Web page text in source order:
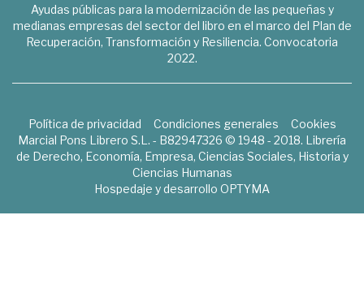
Ayudas públicas para la modernización de las pequeñas y
medianas empresas del sector del libro en el marco del Plan de
Recuperación, Transformación y Resiliencia. Convocatoria
2022.
Política de privacidad Condiciones generales
Cookies
Marcial Pons Librero S.L. - B82947326 © 1948 - 2018. Librería
de Derecho, Economía, Empresa, Ciencias Sociales, Historia y
Ciencias Humanas
Hospedaje y desarrollo OPTYMA